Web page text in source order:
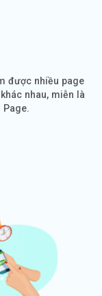
được nhiều page
nhau, miễn là